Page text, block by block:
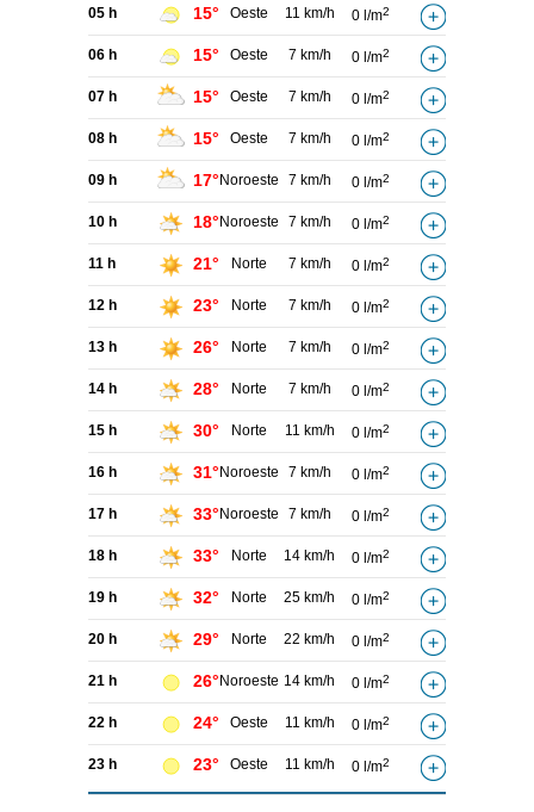
05 h 15° Oeste 11 km/h 0 l/m2
06 h 15° Oeste 7 km/h 0 l/m2
07 h 15° Oeste 7 km/h 0 l/m2
08 h 15° Oeste 7 km/h 0 l/m2
09 h 17° Noroeste 7 km/h 0 l/m2
10 h 18° Noroeste 7 km/h 0 l/m2
11 h 21° Norte 7 km/h 0 l/m2
12 h 23° Norte 7 km/h 0 l/m2
13 h 26° Norte 7 km/h 0 l/m2
14 h 28° Norte 7 km/h 0 l/m2
15 h 30° Norte 11 km/h 0 l/m2
16 h 31° Noroeste 7 km/h 0 l/m2
17 h 33° Noroeste 7 km/h 0 l/m2
18 h 33° Norte 14 km/h 0 l/m2
19 h 32° Norte 25 km/h 0 l/m2
20 h 29° Norte 22 km/h 0 l/m2
21 h 26° Noroeste 14 km/h 0 l/m2
22 h 24° Oeste 11 km/h 0 l/m2
23 h 23° Oeste 11 km/h 0 l/m2